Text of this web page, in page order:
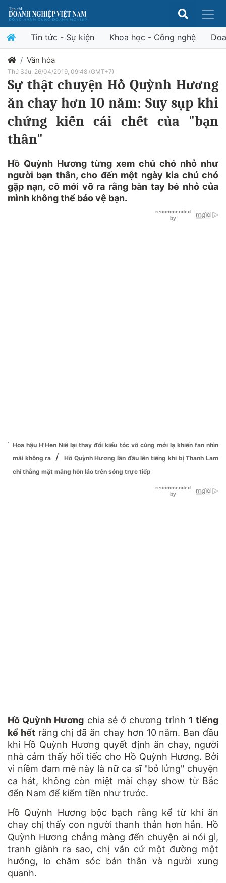
Tin tức - Sự kiện Khoa học - Công nghệ
Văn hóa
Thứ Sáu, 26/04/2019, 09:48 (GMT+7)
Sự thật chuyện Hồ Quỳnh Hương
ăn chay hơn 10 năm: Suy sụp khi
chứng kiến cái chết của "bạn
thân"
Hồ Quỳnh Hương từng xem chú chó nhỏ như
người bạn thân, cho đến một ngày kia chú chó
gặp nạn, cô mới vỡ ra rằng bàn tay bé nhỏ của
mình không thể bảo vệ bạn.
Hoa hậu H'Hen Niê lại thay đổi kiểu tóc vô cùng mới lạ khiến fan nhìn
mãi không ra
/
Hồ Quỳnh Hương lần đầu lên tiếng khi bị Thanh Lam
chỉ thẳng mặt mắng hỗn láo trên sóng trực tiếp
Hồ Quỳnh Hương chia sẻ ở chương trình 1 tiếng
kể hếtrằng chị đã ăn chay hơn 10 năm. Ban đầu
khi Hồ Quỳnh Hương quyết định ăn chay, người
nhà cảm thấy hối tiếc cho Hồ Quỳnh Hương. Bởi
vì niềm đam mê này là nữ ca sĩ "bỏ lửng" chuyện
ca hát, không còn miệt mài chạy show từ Bắc
đến Nam để kiếm tiền như trước.
Hồ Quỳnh Hương bộc bạch rằng kể từ khi ăn
chay chị thấy con người thanh thản hơn hẳn. Hồ
Quỳnh Hương chẳng màng đến chuyện ai nói gì,
tranh giành ra sao, chị vẫn cứ một đường một
hướng, lo chăm sóc bản thân và người xung
quanh.